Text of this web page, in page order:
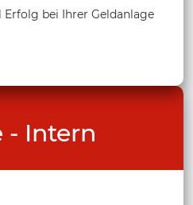
Erfolg bei Ihrer Geldanlage
- Intern